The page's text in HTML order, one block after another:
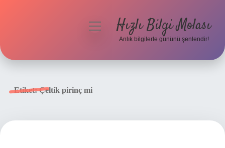
menüyüHızlı Bilgi Molası
Anlık bilgilerle gününü şenlendir!
Etiket:Çeltik pirinç mi